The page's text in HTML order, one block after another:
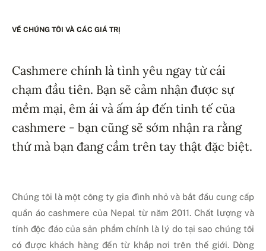
VỀ CHÚNG TÔI VÀ CÁC GIÁ TRỊ
Cashmere chính là tình yêu ngay từ cái
chạm đầu tiên. Bạn sẽ cảm nhận được sự
mềm mại, êm ái và ấm áp đến tinh tế của
cashmere - bạn cũng sẽ sớm nhận ra rằng
thứ mà bạn đang cầm trên tay thật đặc biệt.
Chúng tôi là một công ty gia đình nhỏ và bắt đầu cung cấp
quần áo cashmere của Nepal từ năm 2011. Chất lượng và
tính độc đáo của sản phẩm chính là lý do tại sao chúng tôi
có được khách hàng đến từ khắp nơi trên thế giới. Dòng